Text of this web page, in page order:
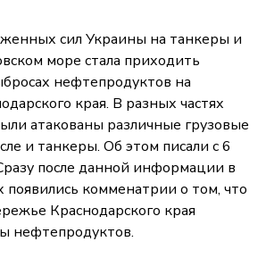
сил Украины на танкеры и
море стала приходить
нефтепродуктов на
края. В разных частях
атакованы различные грузовые
и танкеры. Об этом писали с 6
после данной информации в
появились комменатрии о том, что
Краснодарского края
нефтепродуктов.